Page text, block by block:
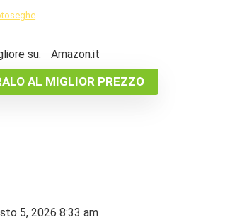
su: Amazon.it
AL MIGLIOR PREZZO
5, 2026 8:33 am